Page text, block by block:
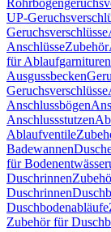
UP-
Geruchsverschlüsse
AnschlüsseZubehör
für
Ausgussbecken
Geruchsverschlüsse
Anschlussbögen
Anschlussstutzen
Ablaufventile
Badewannen
für
Duschrinnen
Duschrinnen
Duschbodenabläufe
Zubehör für